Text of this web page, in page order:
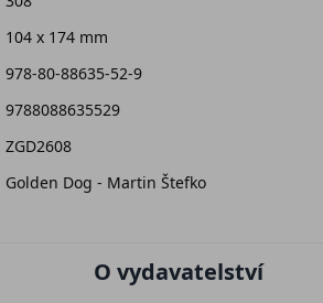
104 x 174 mm
978-80-88635-52-9
9788088635529
ZGD2608
Golden Dog - Martin Štefko
O vydavatelství